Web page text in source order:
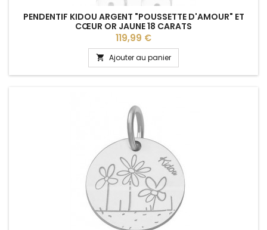
PENDENTIF KIDOU ARGENT "POUSSETTE D'AMOUR" ET
CŒUR OR JAUNE 18 CARATS
Prix
119,99 €
 Ajouter au panier